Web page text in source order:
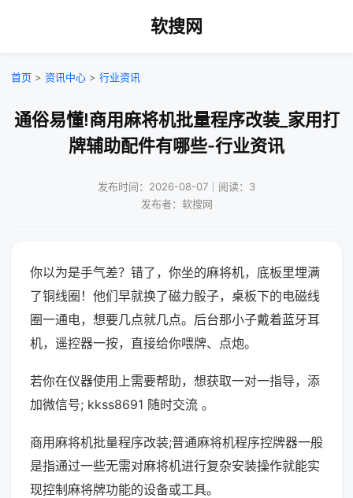
软搜网
首页 > 资讯中心 > 行业资讯
通俗易懂!商用麻将机批量程序改装_家用打
牌辅助配件有哪些-行业资讯
发布时间：2026-08-07｜阅读：3
发布者：软搜网
你以为是手气差？错了，你坐的麻将机，底板里埋满
了铜线圈！他们早就换了磁力骰子，桌板下的电磁线
圈一通电，想要几点就几点。后台那小子戴着蓝牙耳
机，遥控器一按，直接给你喂牌、点炮。
若你在仪器使用上需要帮助，想获取一对一指导，添
加微信号; kkss8691 随时交流 。
商用麻将机批量程序改装;普通麻将机程序控牌器一般
是指通过一些无需对麻将机进行复杂安装操作就能实
现控制麻将牌功能的设备或工具。